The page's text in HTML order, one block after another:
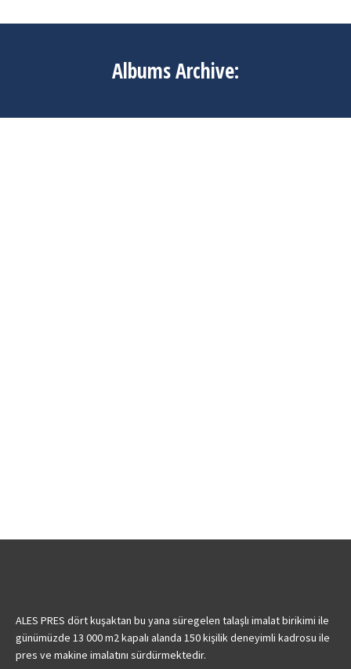
Albums Archive:
ALES PRES dört kuşaktan bu yana süregelen talaşlı imalat birikimi ile
günümüzde 13 000 m2 kapalı alanda 150 kişilik deneyimli kadrosu ile
pres ve makine imalatını sürdürmektedir.